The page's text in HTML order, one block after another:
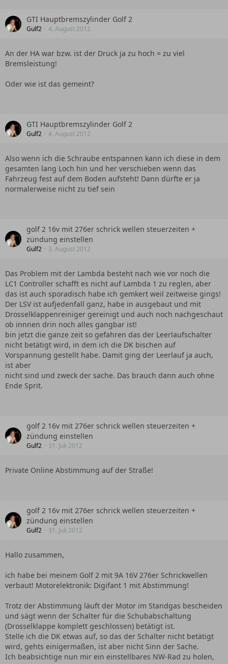
GTI Hauptbremszylinder Golf 2
Gulf2 4. August 2012
An der HA war bzw. ist der Druck ja zu hoch = zu viel
Bremsleistung!
Oder wie ist das gemeint?
GTI Hauptbremszylinder Golf 2
Gulf2 4. August 2012
Also wenn ich die Schraube entspannen kann ich diese in dem
gesamten lang Loch hin und her verschieben wenn das
Fahrzeug fest auf dem Boden aufsteht! Dann dürfte er ja
normalerweise nicht zu tief sein
golf 2 16v mit 276er schrick wellen steuerzeiten +
zündung einstellen
Gulf2 3. August 2012
Das Problem mit der Lambda besteht nach wie vor noch die
LC1 Controller schafft es nicht auf Lambda 1 zu reglen, aber
das ist auch sporadisch habe ich gemkert weil zeitweise gings!
Der LSV ist aufjedenfall ganz, habe in ausgebaut und mit
Drosselklappenreiniger gereinigt und auch noch nachgeschaut
ob innnen drin noch alles gangbar ist!
bin jetzt die ganze zeit so gefahren das der Leerlaufschalter
nicht betätigt wird, in dem ich die DK bischen auf
Vorspannung gestellt habe. Damit ging der Leerlauf ja auch,
ist aber
nicht sind und zweck der sache. Das brauch dann auch ohne
Ende Sprit.
golf 2 16v mit 276er schrick wellen steuerzeiten +
zündung einstellen
Gulf2 31. Juli 2012
Private Online Abstimmung auf der Straße!
golf 2 16v mit 276er schrick wellen steuerzeiten +
zündung einstellen
Gulf2 31. Juli 2012
Hallo zusammen,
ich habe bei meinem Golf 2 mit 9A 16V 276er Schrickwellen
verbaut! Motorelektronik: Digifant 1 mit Abstimmung!
Trotz der Abstimmung läuft der Motor im Standgas bescheiden
und sägt wenn der Schalter für die Schubabschaltung
(Drosselklappe komplett geschlossen) betätigt ist.
Stelle ich die DK etwas auf, so das der Schalter nicht betätigt
wird, gehts einigermaßen, ist aber nicht Sinn der Sache.
Ich beabsichtige nun mir ein einstellbares NW-Rad zu holen,